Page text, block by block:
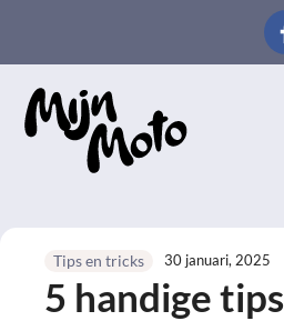
de
inhoud
Tips en tricks 30 januari, 2025
5 handige